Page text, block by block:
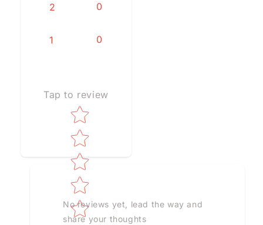
2 0
1 0
Tap to review
Star rating
No reviews yet, lead the way and
share your thoughts